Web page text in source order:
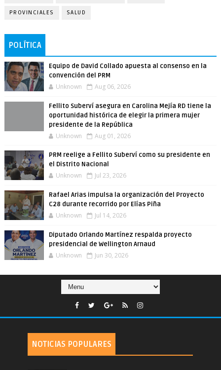
PROVINCIALES SALUD
POLÍTICA
Equipo de David Collado apuesta al consenso en la
convención del PRM
Unknown Aug 06, 2026
Fellito Suberví asegura en Carolina Mejía RD tiene la
oportunidad histórica de elegir la primera mujer
presidente de la República
Unknown Aug 01, 2026
PRM reelige a Fellito Suberví como su presidente en
el Distrito Nacional
Unknown Jul 23, 2026
Rafael Arias impulsa la organización del Proyecto
C28 durante recorrido por Elías Piña
Unknown Jul 14, 2026
Diputado Orlando Martínez respalda proyecto
presidencial de Wellington Arnaud
Unknown Jun 30, 2026
NOTICIAS POPULARES